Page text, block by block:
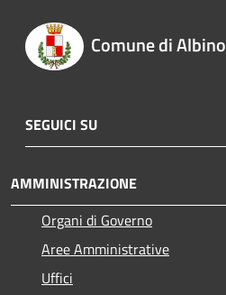
Comune di Albino
SEGUICI SU
AMMINISTRAZIONE
Organi di Governo
Aree Amministrative
Uffici